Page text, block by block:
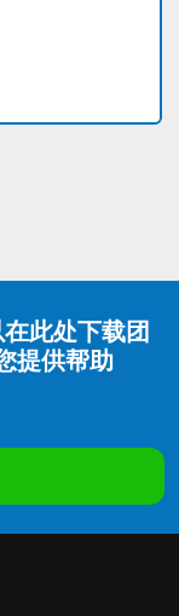
此处下载团
提供帮助